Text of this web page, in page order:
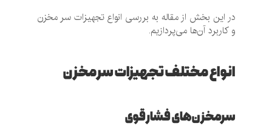
در این بخش از مقاله به بررسی انواع تجهیزات سر مخزن
و کاربرد آن‌ها می‌پردازیم.
انواع مختلف تجهیزات سر مخزن
سرمخزن‌های فشار قوی